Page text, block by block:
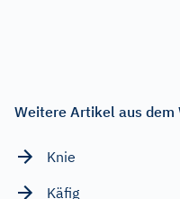
Weitere Artikel aus
Knie
Käfig